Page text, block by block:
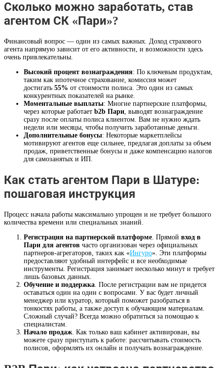
Сколько можно заработать, став
агентом СК «Пари»?
Финансовый вопрос — один из самых важных. Доход страхового
агента напрямую зависит от его активности, и возможности здесь
очень привлекательны.
Высокий процент вознаграждения: По ключевым продуктам,
таким как ипотечное страхование, комиссия может
достигать 55% от стоимости полиса. Это один из самых
конкурентных показателей на рынке.
Моментальные выплаты: Многие партнерские платформы,
через которые работает b2b Пари , выводят вознаграждение
сразу после оплаты полиса клиентом. Вам не нужно ждать
недели или месяцы, чтобы получить заработанные деньги.
Дополнительные бонусы: Некоторые маркетплейсы
мотивируют агентов еще сильнее, предлагая доплаты за объем
продаж, приветственные бонусы и даже компенсацию налогов
для самозанятых и ИП.
Как стать агентом Пари в Шатуре:
пошаговая инструкция
Процесс начала работы максимально упрощен и не требует большого
количества времени или специальных знаний.
Регистрация на партнерской платформе . Прямой вход в
Пари для агентов часто организован через официальных
партнеров-агрегаторов, таких как «Ингуро». Эти платформы
предоставляют удобный интерфейс и все необходимые
инструменты. Регистрация занимает несколько минут и требует
лишь базовых данных.
Обучение и поддержка . После регистрации вам не придется
оставаться один на один с вопросами. У вас будет личный
менеджер или куратор, который поможет разобраться в
тонкостях работы, а также доступ к обучающим материалам.
Сложный случай? Всегда можно обратиться за помощью к
специалистам.
Начало продаж . Как только ваш кабинет активирован, вы
можете сразу приступать к работе: рассчитывать стоимость
полисов, оформлять их онлайн и получать вознаграждение.